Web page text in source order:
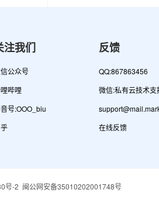
注我们
公众号
哔哩
号:OOO_biu
反馈
QQ:867863456
微信:私有云技术支
support@mail.mar
在线反馈
号-2 闽公网安备35010202001748号